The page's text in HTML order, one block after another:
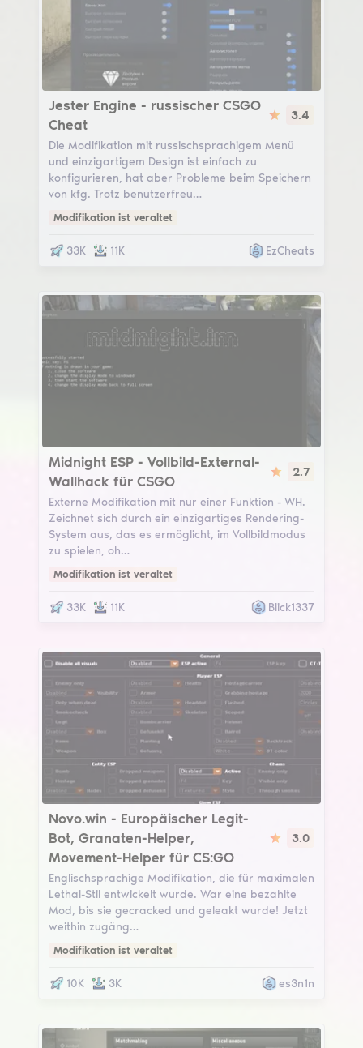
Jester Engine
Jester Engine - russischer CSGO
Cheat
3.4
Die Modifikation mit russischsprachigem Menü
und einzigartigem Design ist einfach zu
konfigurieren, hat aber Probleme beim Speichern
von kfg. Trotz benutzerfreu…
Modifikation ist veraltet
33K 11K EzCheats
Midnight ESP
Midnight ESP - Vollbild-External-
Wallhack für CSGO
2.7
Externe Modifikation mit nur einer Funktion - WH.
Zeichnet sich durch ein einzigartiges Rendering-
System aus, das es ermöglicht, im Vollbildmodus
zu spielen, oh…
Modifikation ist veraltet
33K 11K Blick1337
Novo.win
Novo.win - Europäischer Legit-
Bot, Granaten-Helper,
Movement-Helper für CS:GO
3.0
Englischsprachige Modifikation, die für maximalen
Lethal-Stil entwickelt wurde. War eine bezahlte
Mod, bis sie gecracked und geleakt wurde! Jetzt
weithin zugäng…
Modifikation ist veraltet
10K 3K es3n1n